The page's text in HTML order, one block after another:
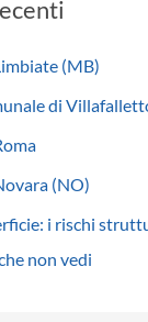
(MB)
di
(NO)
i rischi
non vedi